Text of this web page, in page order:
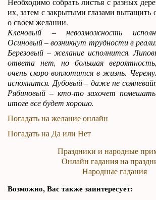
их, затем с закрытыми глазами вытащить
о своем желании.
Кленовый – невозможность
Осиновый – возникнут трудности в
Березовый – желание исполнится.
ответа нет, но большая
очень скоро воплотится в жизнь.
исполнится. Дубовый – даже не
Рябиновый – кто-то захочет
итоге все будет хорошо.
Погадать на желание онлайн
Погадать на Да или Нет
Праздники и народные
Онлайн гадания на
Народные гадания
Возможно, Вас также заинтересует: